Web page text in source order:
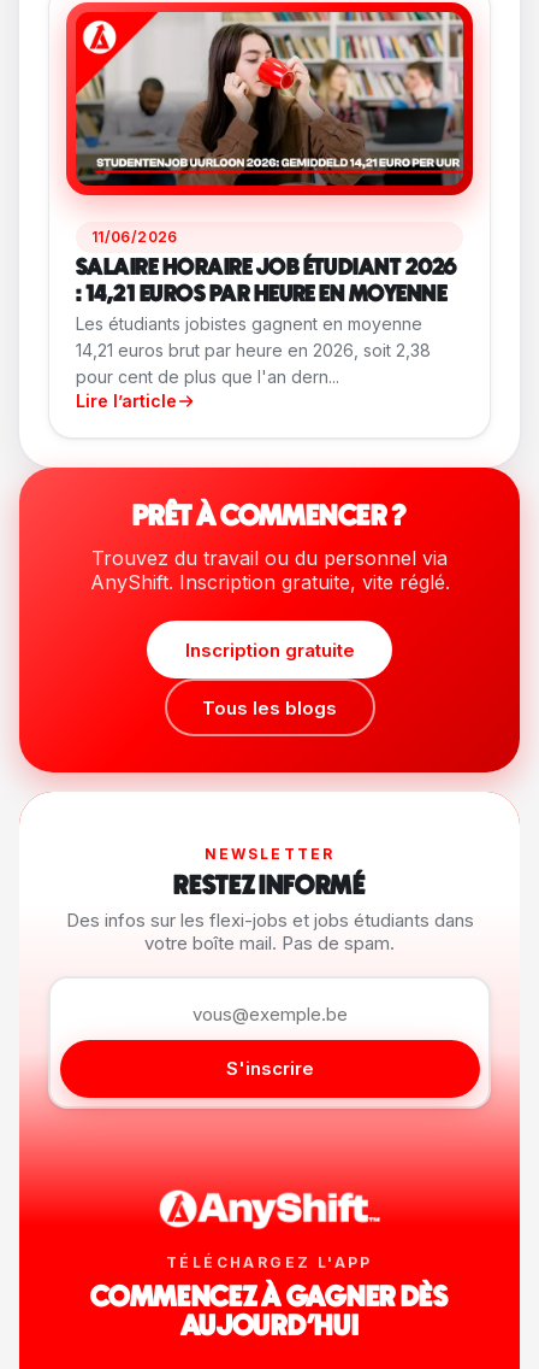
11/06/2026
SALAIRE HORAIRE JOB ÉTUDIANT 2026
: 14,21 EUROS PAR HEURE EN MOYENNE
Les étudiants jobistes gagnent en moyenne
14,21 euros brut par heure en 2026, soit 2,38
pour cent de plus que l'an dern...
Lire l’article
PRÊT À COMMENCER ?
Trouvez du travail ou du personnel via
AnyShift. Inscription gratuite, vite réglé.
Inscription gratuite
Tous les blogs
NEWSLETTER
RESTEZ INFORMÉ
Des infos sur les flexi-jobs et jobs étudiants dans
votre boîte mail. Pas de spam.
S'inscrire
TÉLÉCHARGEZ L'APP
COMMENCEZ À GAGNER DÈS
AUJOURD'HUI